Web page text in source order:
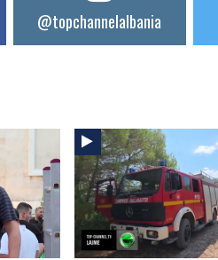
@topchannelalbania